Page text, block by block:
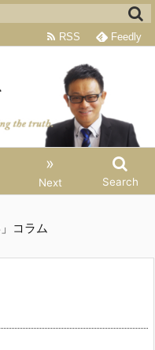
»
Next Search
RSS Feedly
コラム